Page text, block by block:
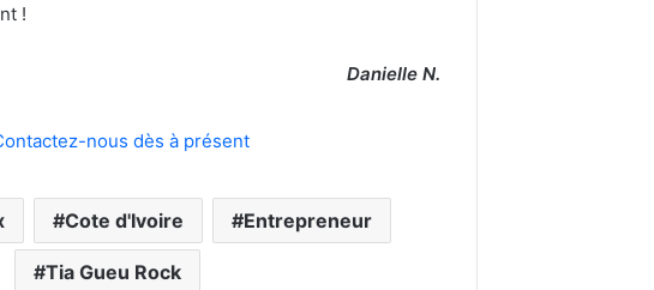
!
Danielle N.
Cote d'Ivoire Entrepreneur
Tia Gueu Rock